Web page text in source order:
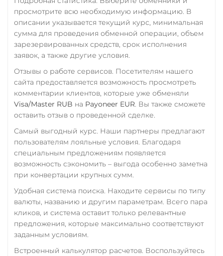
Zilliqa (ZIL)
Tron (TRX)
TrueUSD (TUSD)
ERC20 TRC20 BEP
Uniswap (UNI)
ERC20
USD Coin (USDC)
ERC20
AVAX
SOL
Polygon
CRONOS
ARB
BASE
RONIN
VeChain (VET)
Verge (XVG)
WAVES
Росбанк RUB
Россельхоз банк RUB
Сбербанк
RUB
СБП RUB
Счет ИП/ООО
CNY
Тинькофф
RUB
Фридом Банк KZT
Центр Кредит KZT
просмотрите всю необходимую информацию. В
описании указывается текущий курс, минимальная
сумма для проведения обменной операции, объем
зарезервированных средств, срок исполнения
заявок, а также другие условия.
Отзывы о работе сервисов. Посетителям нашего
сайта предоставляется возможность просмотреть
комментарии клиентов, которые уже обменяли
Visa/Master RUB на Payoneer EUR. Вы также сможете
оставить отзыв о проведенной сделке.
Самый выгодный курс. Наши партнеры предлагают
пользователям лояльные условия. Благодаря
специальным предложениям появляется
возможность сэкономить – выгода особенно заметна
при конвертации крупных сумм.
Удобная система поиска. Находите сервисы по типу
валюты, названию и другим параметрам. Всего пара
кликов, и система оставит только релевантные
предложения, которые максимально соответствуют
заданным условиям.
Встроенный калькулятор расчетов. Воспользуйтесь